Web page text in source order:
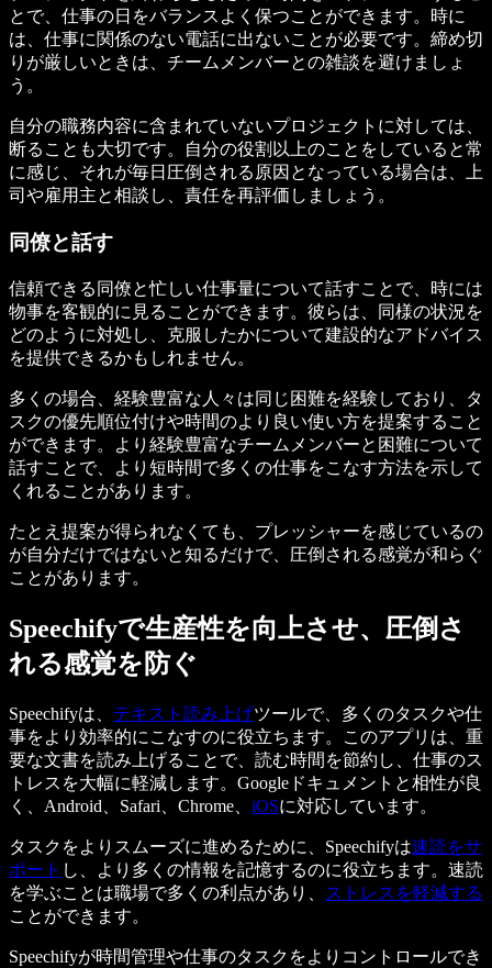
とで、仕事の日をバランスよく保つことができます。時に
は、仕事に関係のない電話に出ないことが必要です。締め切
りが厳しいときは、チームメンバーとの雑談を避けましょ
う。
自分の職務内容に含まれていないプロジェクトに対しては、
断ることも大切です。自分の役割以上のことをしていると常
に感じ、それが毎日圧倒される原因となっている場合は、上
司や雇用主と相談し、責任を再評価しましょう。
同僚と話す
信頼できる同僚と忙しい仕事量について話すことで、時には
物事を客観的に見ることができます。彼らは、同様の状況を
どのように対処し、克服したかについて建設的なアドバイス
を提供できるかもしれません。
多くの場合、経験豊富な人々は同じ困難を経験しており、タ
スクの優先順位付けや時間のより良い使い方を提案すること
ができます。より経験豊富なチームメンバーと困難について
話すことで、より短時間で多くの仕事をこなす方法を示して
くれることがあります。
たとえ提案が得られなくても、プレッシャーを感じているの
が自分だけではないと知るだけで、圧倒される感覚が和らぐ
ことがあります。
Speechifyで生産性を向上させ、圧倒さ
れる感覚を防ぐ
Speechifyは、 テキスト読み上げツールで、多くのタスクや仕
事をより効率的にこなすのに役立ちます。このアプリは、重
要な文書を読み上げることで、読む時間を節約し、仕事のス
トレスを大幅に軽減します。Googleドキュメントと相性が良
く、Android、Safari、Chrome、 iOSに対応しています。
タスクをよりスムーズに進めるために、Speechifyは速読をサ
ポート し、より多くの情報を記憶するのに役立ちます。速読
を学ぶことは職場で多くの利点があり、
ストレスを軽減する
ことができます。
Speechifyが時間管理や仕事のタスクをよりコントロールでき